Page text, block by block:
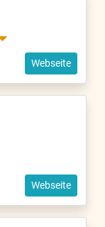
Webseite
Webseite